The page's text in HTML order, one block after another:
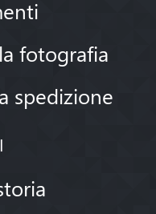
fotografia
spedizione